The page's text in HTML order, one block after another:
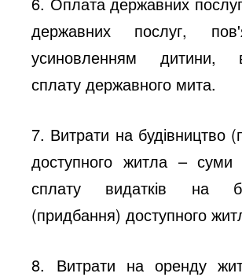
державних послуг,
усиновленням дитини,
сплату державного мита.
7. Витрати на будівництво
доступного житла – суми
сплату видатків на
(придбання) доступного
8. Витрати на оренду